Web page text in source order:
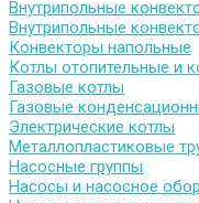
Внутрипольные
Внутрипольные
Конвекторы напольные
Котлы отопительные и
Газовые котлы
Газовые
Электрические котлы
Металлопластиковые
Насосные группы
Насосы и насосное